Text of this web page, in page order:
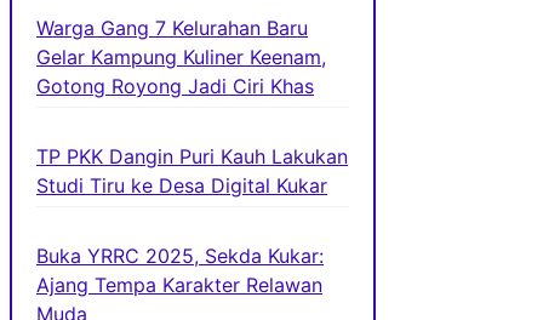
Warga Gang 7 Kelurahan Baru
Gelar Kampung Kuliner Keenam,
Gotong Royong Jadi Ciri Khas
TP PKK Dangin Puri Kauh Lakukan
Studi Tiru ke Desa Digital Kukar
Buka YRRC 2025, Sekda Kukar:
Ajang Tempa Karakter Relawan
Muda